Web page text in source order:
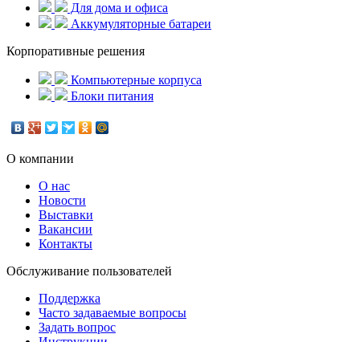
Для дома и офиса
Аккумуляторные батареи
Корпоративные решения
Компьютерные корпуса
Блоки питания
О компании
О нас
Новости
Выставки
Вакансии
Контакты
Обслуживание пользователей
Поддержка
Часто задаваемые вопросы
Задать вопрос